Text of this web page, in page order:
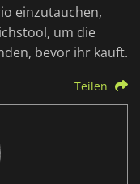
einzutauchen,
um die
bevor ihr kauft.
Teilen